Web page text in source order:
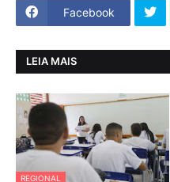
Facebook
LEIA MAIS
REGIONAL